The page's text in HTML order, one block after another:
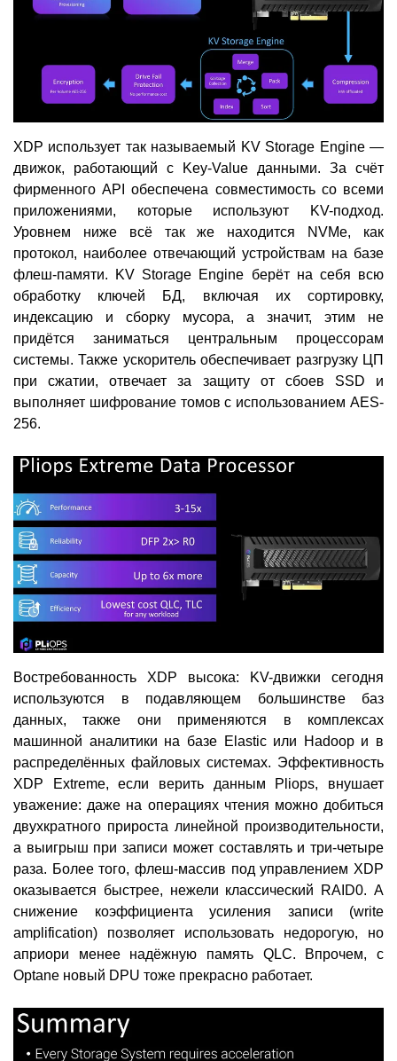
XDP использует так называемый KV Storage Engine —
движок, работающий с Key-Value данными. За счёт
фирменного API обеспечена совместимость со всеми
приложениями, которые используют KV-подход.
Уровнем ниже всё так же находится NVMe, как
протокол, наиболее отвечающий устройствам на базе
флеш-памяти. KV Storage Engine берёт на себя всю
обработку ключей БД, включая их сортировку,
индексацию и сборку мусора, а значит, этим не
придётся заниматься центральным процессорам
системы. Также ускоритель обеспечивает разгрузку ЦП
при сжатии, отвечает за защиту от сбоев SSD и
выполняет шифрование томов с использованием AES-
256.
Востребованность XDP высока: KV-движки сегодня
используются в подавляющем большинстве баз
данных, также они применяются в комплексах
машинной аналитики на базе Elastic или Hadoop и в
распределённых файловых системах. Эффективность
XDP Extreme, если верить данным Pliops, внушает
уважение: даже на операциях чтения можно добиться
двухкратного прироста линейной производительности,
а выигрыш при записи может составлять и три-четыре
раза. Более того, флеш-массив под управлением XDP
оказывается быстрее, нежели классический RAID0. А
снижение коэффициента усиления записи (write
amplification) позволяет использовать недорогую, но
априори менее надёжную память QLC. Впрочем, с
Optane новый DPU тоже прекрасно работает.